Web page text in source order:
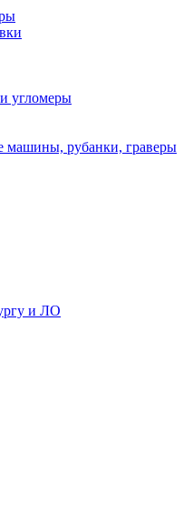
угломеры
машины, рубанки, граверы
и ЛО